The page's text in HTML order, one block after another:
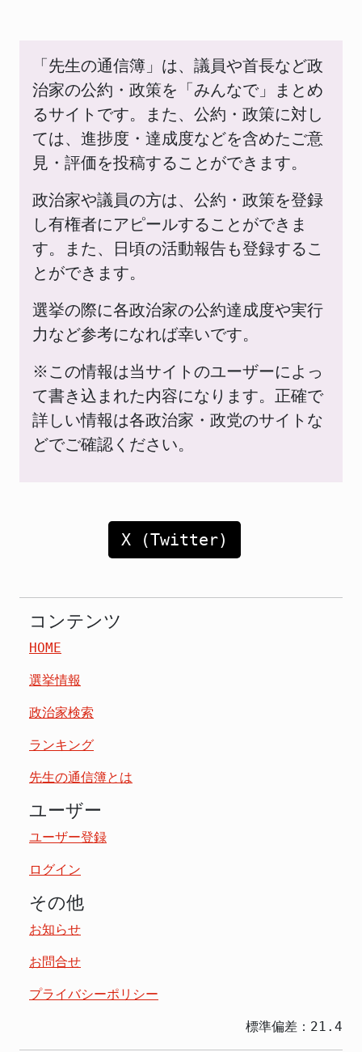
「先生の通信簿」は、議員や首長など政
治家の公約・政策を「みんなで」まとめ
るサイトです。また、公約・政策に対し
ては、進捗度・達成度などを含めたご意
見・評価を投稿することができます。
政治家や議員の方は、公約・政策を登録
し有権者にアピールすることができま
す。また、日頃の活動報告も登録するこ
とができます。
選挙の際に各政治家の公約達成度や実行
力など参考になれば幸いです。
※この情報は当サイトのユーザーによっ
て書き込まれた内容になります。正確で
詳しい情報は各政治家・政党のサイトな
どでご確認ください。
X (Twitter)
コンテンツ
HOME
選挙情報
政治家検索
ランキング
先生の通信簿とは
ユーザー
ユーザー登録
ログイン
その他
お知らせ
お問合せ
プライバシーポリシー
標準偏差：21.4